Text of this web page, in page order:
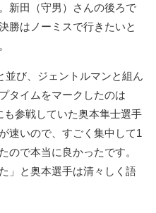
新田（守男）さんの後ろで
勝はノーミスで行きたいと
び、ジェントルマンと組ん
タイムをマークしたのは
も参戦していた奥本隼士選手
速いので、すごく集中して1
ので本当に良かったです。
」と奥本選手は清々しく語